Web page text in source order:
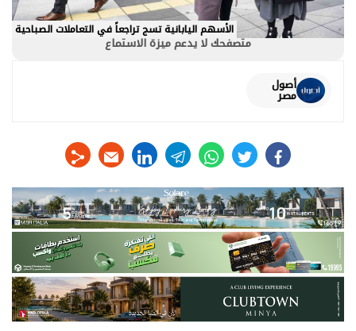
الأسهم اليابانية تسج تراجعاً في التعاملات الصباحية
متصفحك لا يدعم ميزة الاستماع
أصول
مصر
facebook
twitter
whats
telegram
linkedin